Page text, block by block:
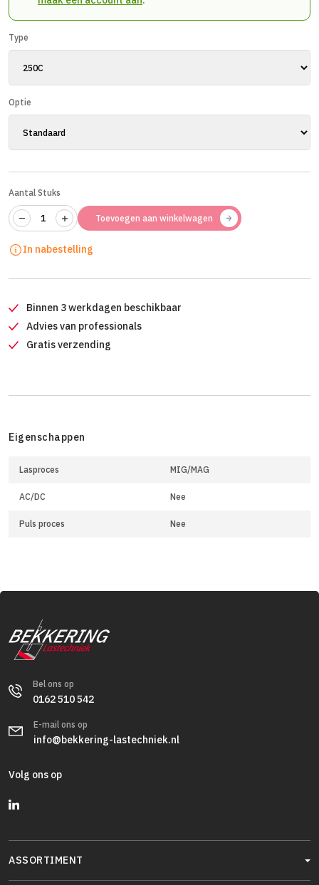
Type
Optie
Aantal Stuks
Toevoegen aan winkelwagen
In nabestelling
Binnen 3 werkdagen beschikbaar
Advies van professionals
Gratis verzending
Eigenschappen
Lasproces MIG/MAG
AC/DC Nee
Puls proces Nee
Bel ons op
0162 510 542
E-mail ons op
info@bekkering-lastechniek.nl
Volg ons op
ASSORTIMENT